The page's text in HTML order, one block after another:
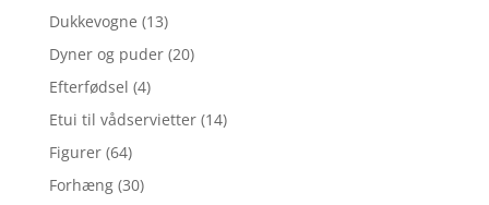
Dukkevogne (13)
Dyner og puder (20)
Efterfødsel (4)
Etui til vådservietter (14)
Figurer (64)
Forhæng (30)